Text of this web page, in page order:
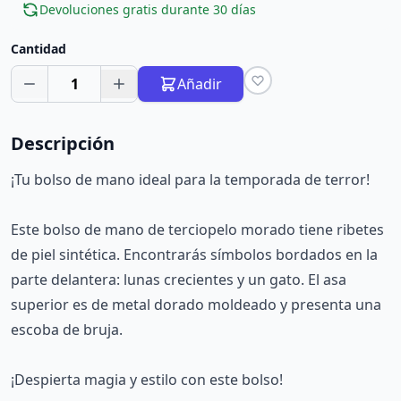
Devoluciones gratis durante 30 días
Cantidad
1 Añadir
Descripción
¡Tu bolso de mano ideal para la temporada de terror!
Este bolso de mano de terciopelo morado tiene ribetes
de piel sintética. Encontrarás símbolos bordados en la
parte delantera: lunas crecientes y un gato. El asa
superior es de metal dorado moldeado y presenta una
escoba de bruja.
¡Despierta magia y estilo con este bolso!